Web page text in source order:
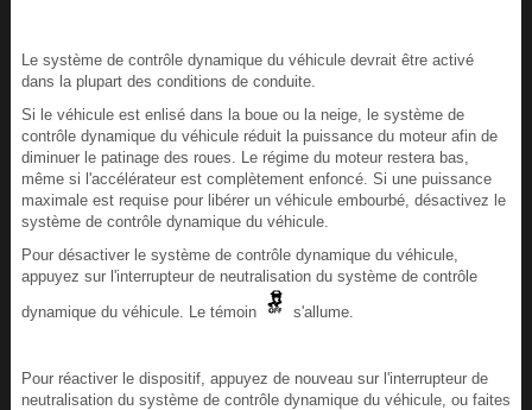
Le système de contrôle dynamique du véhicule devrait être activé
dans la plupart des conditions de conduite.
Si le véhicule est enlisé dans la boue ou la neige, le système de
contrôle dynamique du véhicule réduit la puissance du moteur afin de
diminuer le patinage des roues. Le régime du moteur restera bas,
même si l'accélérateur est complètement enfoncé. Si une puissance
maximale est requise pour libérer un véhicule embourbé, désactivez le
système de contrôle dynamique du véhicule.
Pour désactiver le système de contrôle dynamique du véhicule,
appuyez sur l'interrupteur de neutralisation du système de contrôle
dynamique du véhicule. Le témoin
s'allume.
Pour réactiver le dispositif, appuyez de nouveau sur l'interrupteur de
neutralisation du système de contrôle dynamique du véhicule, ou faites